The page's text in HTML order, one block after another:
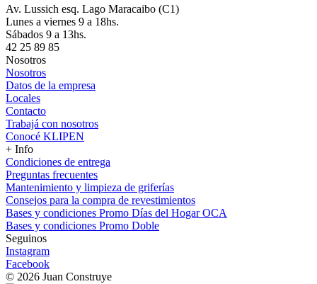
Av. Lussich esq. Lago Maracaibo (C1)
Lunes a viernes 9 a 18hs.
Sábados 9 a 13hs.
42 25 89 85
Nosotros
Nosotros
Datos de la empresa
Locales
Contacto
Trabajá con nosotros
Conocé KLIPEN
+ Info
Condiciones de entrega
Preguntas frecuentes
Mantenimiento y limpieza de griferías
Consejos para la compra de revestimientos
Bases y condiciones Promo Días del Hogar OCA
Bases y condiciones Promo Doble
Seguinos
Instagram
Facebook
© 2026 Juan Construye